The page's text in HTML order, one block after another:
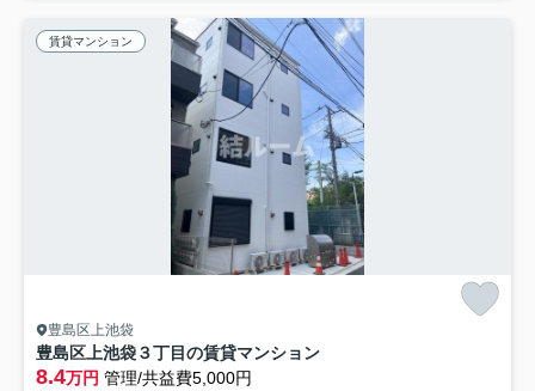
賃貸マンション
豊島区上池袋
豊島区上池袋３丁目の賃貸マンション
8.4万円 管理/共益費5,000円